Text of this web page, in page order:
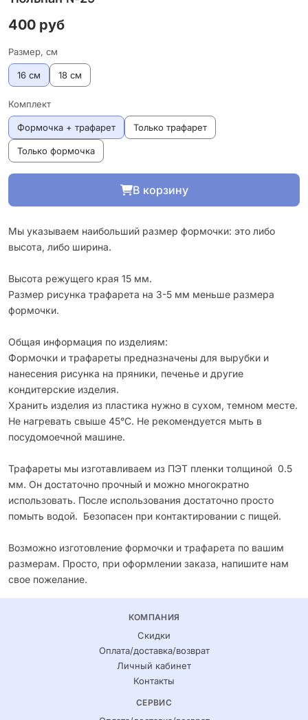
400 руб
Размер, см
16 см 18 см
Комплект
Формочка + трафарет Только трафарет
Только формочка
В корзину
Мы указываем наибольший размер формочки: это либо
высота, либо ширина.
Высота режущего края 15 мм.
Размер рисунка трафарета на 3-5 мм меньше размера
формочки.
Общая информация по изделиям:
Формочки и трафареты предназначены для вырубки и
нанесения рисунка на пряники, печенье и другие
кондитерские изделия.
Хранить изделия из пластика нужно в сухом, темном месте.
Не нагревать свыше 45°С. Не рекомендуется мыть в
посудомоечной машине.
Трафареты мы изготавливаем из ПЭТ пленки толщиной 0.5
мм. Он достаточно прочный и можно многократно
использовать. После использования достаточно просто
помыть водой. Безопасен при контактировании с пищей.
Возможно изготовление формочки и трафарета по вашим
размерам. Просто, при оформлении заказа, напишите нам
свое пожелание.
КОМПАНИЯ
Скидки
Оплата/доставка/возврат
Личный кабинет
Контакты
СЕРВИС